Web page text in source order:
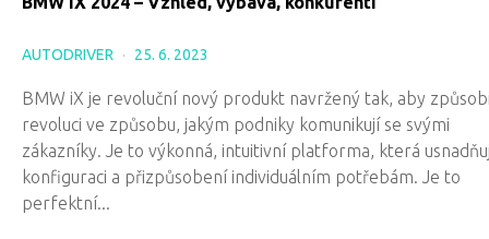
AUTODRIVER 25. 6. 2023
BMW iX je revoluční nový produkt navržený tak, aby
revoluci ve způsobu, jakým podniky komunikují se svými
zákazníky. Je to výkonná, intuitivní platforma, která
konfiguraci a přizpůsobení individuálním potřebám. Je to
perfektní...